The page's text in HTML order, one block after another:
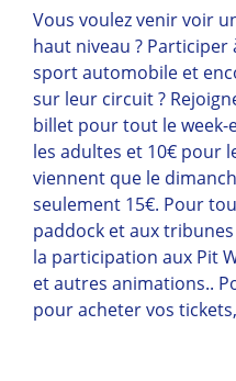
Vous voulez venir voir
haut niveau ?
sport automobile et
sur leur circuit ?
billet pour tout le week-
les adultes et 10€ pour
viennent que le
seulement 15€. Pour
paddock et aux
la participation aux Pit
et autres animations..
pour acheter vos tickets,